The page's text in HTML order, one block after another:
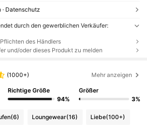
Datenschutz
durch den gewerblichen Verkäufer:
des Händlers
und/oder dieses Produkt zu melden
(1000+) Mehr anzeigen
Richtige Größe
94%
Größer
3%
(6) Loungewear(16) Liebe(100+)